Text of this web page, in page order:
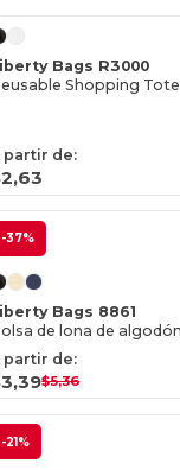
Bags R3000
Shopping Tote
partir de:
-37%
Bags 8861
partir de:
$5,36
-21%